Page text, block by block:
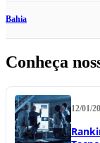
Bahia
Conheça
12/01/